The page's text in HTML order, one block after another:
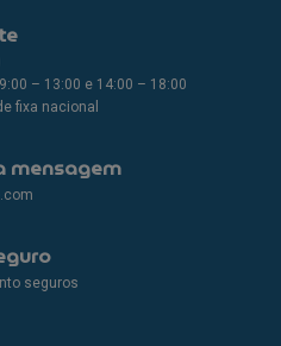
– 13:00 e 14:00 – 18:00
fixa nacional
mensagem
seguros